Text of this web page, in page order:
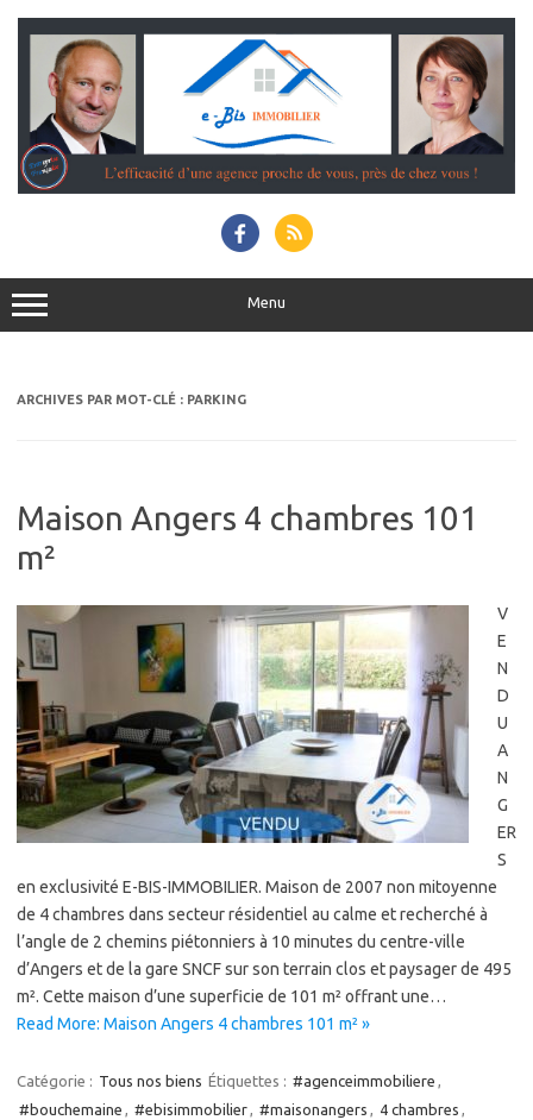
contenu
Menu
ARCHIVES PAR MOT-CLÉ : PARKING
Maison Angers 4 chambres 101
m²
V
E
N
D
U
A
N
G
ER
S
en exclusivité E-BIS-IMMOBILIER. Maison de 2007 non mitoyenne
de 4 chambres dans secteur résidentiel au calme et recherché à
l’angle de 2 chemins piétonniers à 10 minutes du centre-ville
d’Angers et de la gare SNCF sur son terrain clos et paysager de 495
m². Cette maison d’une superficie de 101 m² offrant une…
Read More: Maison Angers 4 chambres 101 m² »
Catégorie : Tous nos biens Étiquettes : #agenceimmobiliere ,
#bouchemaine , #ebisimmobilier, #maisonangers , 4 chambres ,